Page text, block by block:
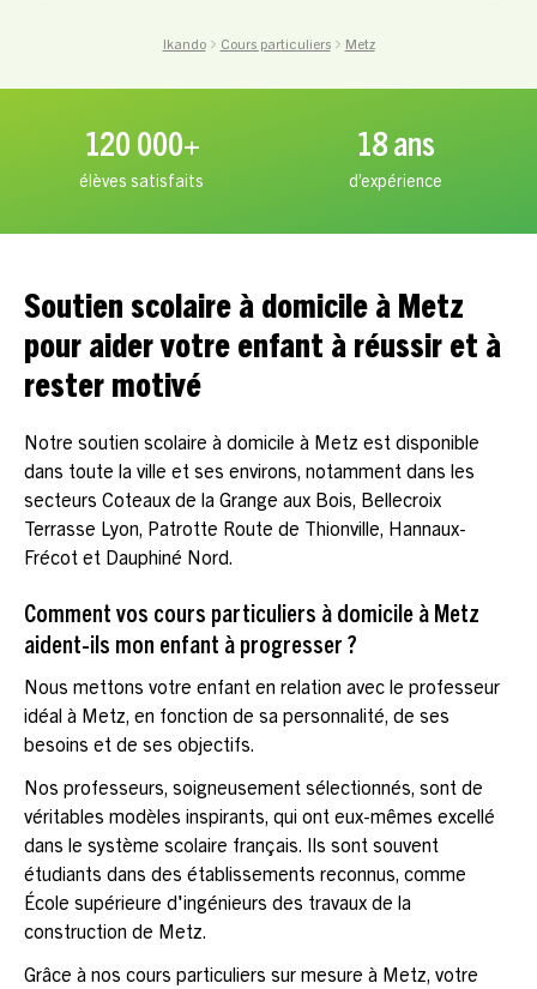
Ikando Cours particuliers Metz
120 000+
élèves satisfaits
18 ans
d’expérience
Soutien scolaire à domicile à Metz
pour aider votre enfant à réussir et à
rester motivé
Notre soutien scolaire à domicile à Metz est disponible
dans toute la ville et ses environs, notamment dans les
secteurs Coteaux de la Grange aux Bois, Bellecroix
Terrasse Lyon, Patrotte Route de Thionville, Hannaux-
Frécot et Dauphiné Nord.
Comment vos cours particuliers à domicile à Metz
aident-ils mon enfant à progresser ?
Nous mettons votre enfant en relation avec le professeur
idéal à Metz, en fonction de sa personnalité, de ses
besoins et de ses objectifs.
Nos professeurs, soigneusement sélectionnés, sont de
véritables modèles inspirants, qui ont eux-mêmes excellé
dans le système scolaire français. Ils sont souvent
étudiants dans des établissements reconnus, comme
École supérieure d'ingénieurs des travaux de la
construction de Metz.
Grâce à nos cours particuliers sur mesure à Metz, votre